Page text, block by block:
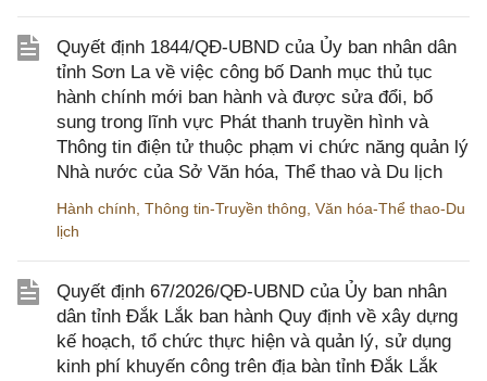
Quyết định 1844/QĐ-UBND của Ủy ban nhân dân
tỉnh Sơn La về việc công bố Danh mục thủ tục
hành chính mới ban hành và được sửa đổi, bổ
sung trong lĩnh vực Phát thanh truyền hình và
Thông tin điện tử thuộc phạm vi chức năng quản lý
Nhà nước của Sở Văn hóa, Thể thao và Du lịch
Hành chính Thông tin-Truyền thông Văn hóa-Thể thao-Du
lịch
Quyết định 67/2026/QĐ-UBND của Ủy ban nhân
dân tỉnh Đắk Lắk ban hành Quy định về xây dựng
kế hoạch, tổ chức thực hiện và quản lý, sử dụng
kinh phí khuyến công trên địa bàn tỉnh Đắk Lắk